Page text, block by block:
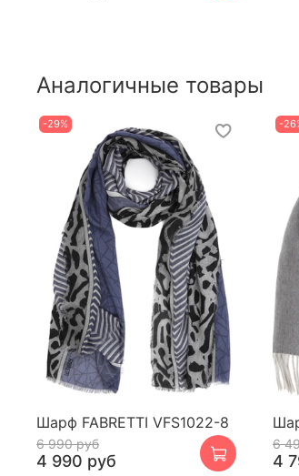
Аналогичные товары
-29%
Шарф FABRETTI VFS1022-8
6 990 руб
4 990 руб
-
6
4